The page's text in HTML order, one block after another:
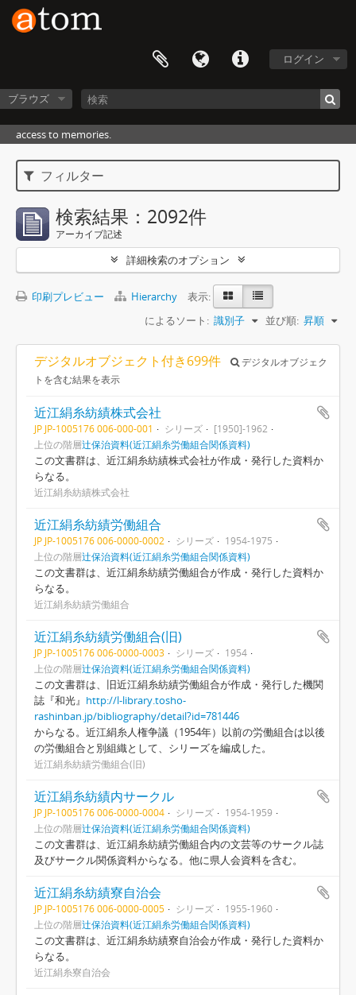
ログイン
ブラウズ
access to memories.
フィルター
検索結果：2092件
アーカイブ記述
詳細検索のオプション
印刷プレビュー Hierarchy
表示:
によるソート: 識別子 並び順: 昇順
デジタルオブジェクト付き699件
デジタルオブジェク
トを含む結果を表示
近江絹糸紡績株式会社
JP JP-1005176 006-000-001 シリーズ
[1950]-1962
上位の階層辻保治資料(近江絹糸労働組合関係資料)
この文書群は、近江絹糸紡績株式会社が作成・発行した資料か
らなる。
近江絹糸紡績株式会社
近江絹糸紡績労働組合
JP JP-1005176 006-0000-0002 シリーズ
1954-1975
上位の階層辻保治資料(近江絹糸労働組合関係資料)
この文書群は、近江絹糸紡績労働組合が作成・発行した資料か
らなる。
近江絹糸紡績労働組合
近江絹糸紡績労働組合(旧)
JP JP-1005176 006-0000-0003 シリーズ
1954
上位の階層辻保治資料(近江絹糸労働組合関係資料)
この文書群は、旧近江絹糸紡績労働組合が作成・発行した機関
誌『和光』 http://l-library.tosho-
rashinban.jp/bibliography/detail?id=781446
からなる。近江絹糸人権争議（1954年）以前の労働組合は以後
の労働組合と別組織として、シリーズを編成した。
近江絹糸紡績労働組合(旧)
近江絹糸紡績内サークル
JP JP-1005176 006-0000-0004 シリーズ
1954-1959
上位の階層辻保治資料(近江絹糸労働組合関係資料)
この文書群は、近江絹糸紡績労働組合内の文芸等のサークル誌
及びサークル関係資料からなる。他に県人会資料を含む。
近江絹糸紡績寮自治会
JP JP-1005176 006-0000-0005 シリーズ
1955-1960
上位の階層辻保治資料(近江絹糸労働組合関係資料)
この文書群は、近江絹糸紡績寮自治会が作成・発行した資料か
らなる。
近江絹糸寮自治会